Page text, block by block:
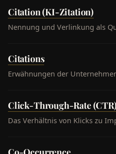
Citation (KI-Zitation)
Nennung und Verlinkung als
Citations
Erwähnungen der
Click-Through-Rate (CTR)
Das Verhältnis von Klicks zu